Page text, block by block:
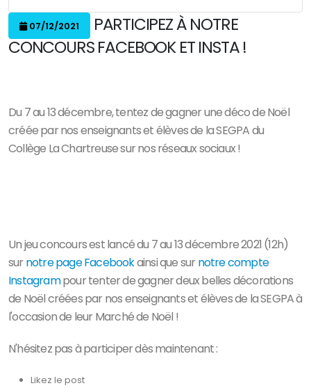
07/12/2021
PARTICIPEZ À NOTRE
CONCOURS FACEBOOK ET INSTA !
Du 7 au 13 décembre, tentez de gagner une déco de Noël
créée par nos enseignants et élèves de la SEGPA du
Collège La Chartreuse sur nos réseaux sociaux !
Un jeu concours est lancé du 7 au 13 décembre 2021 (12h)
sur notre page Facebookainsi que sur notre compte
Instagrampour tenter de gagner deux belles décorations
de Noël créées par nos enseignants et élèves de la SEGPA à
l'occasion de leur Marché de Noël !
N'hésitez pas à participer dès maintenant :
Likez le post